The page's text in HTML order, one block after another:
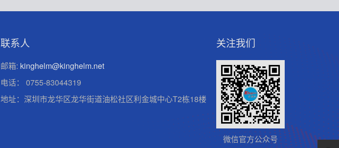
联系人
邮箱: kinghelm@kinghelm.net
电话：
0755-83044319
地址：深圳市龙华区龙华街道油松社区利金城中心T2栋18楼
关注我们
微信官方公众号